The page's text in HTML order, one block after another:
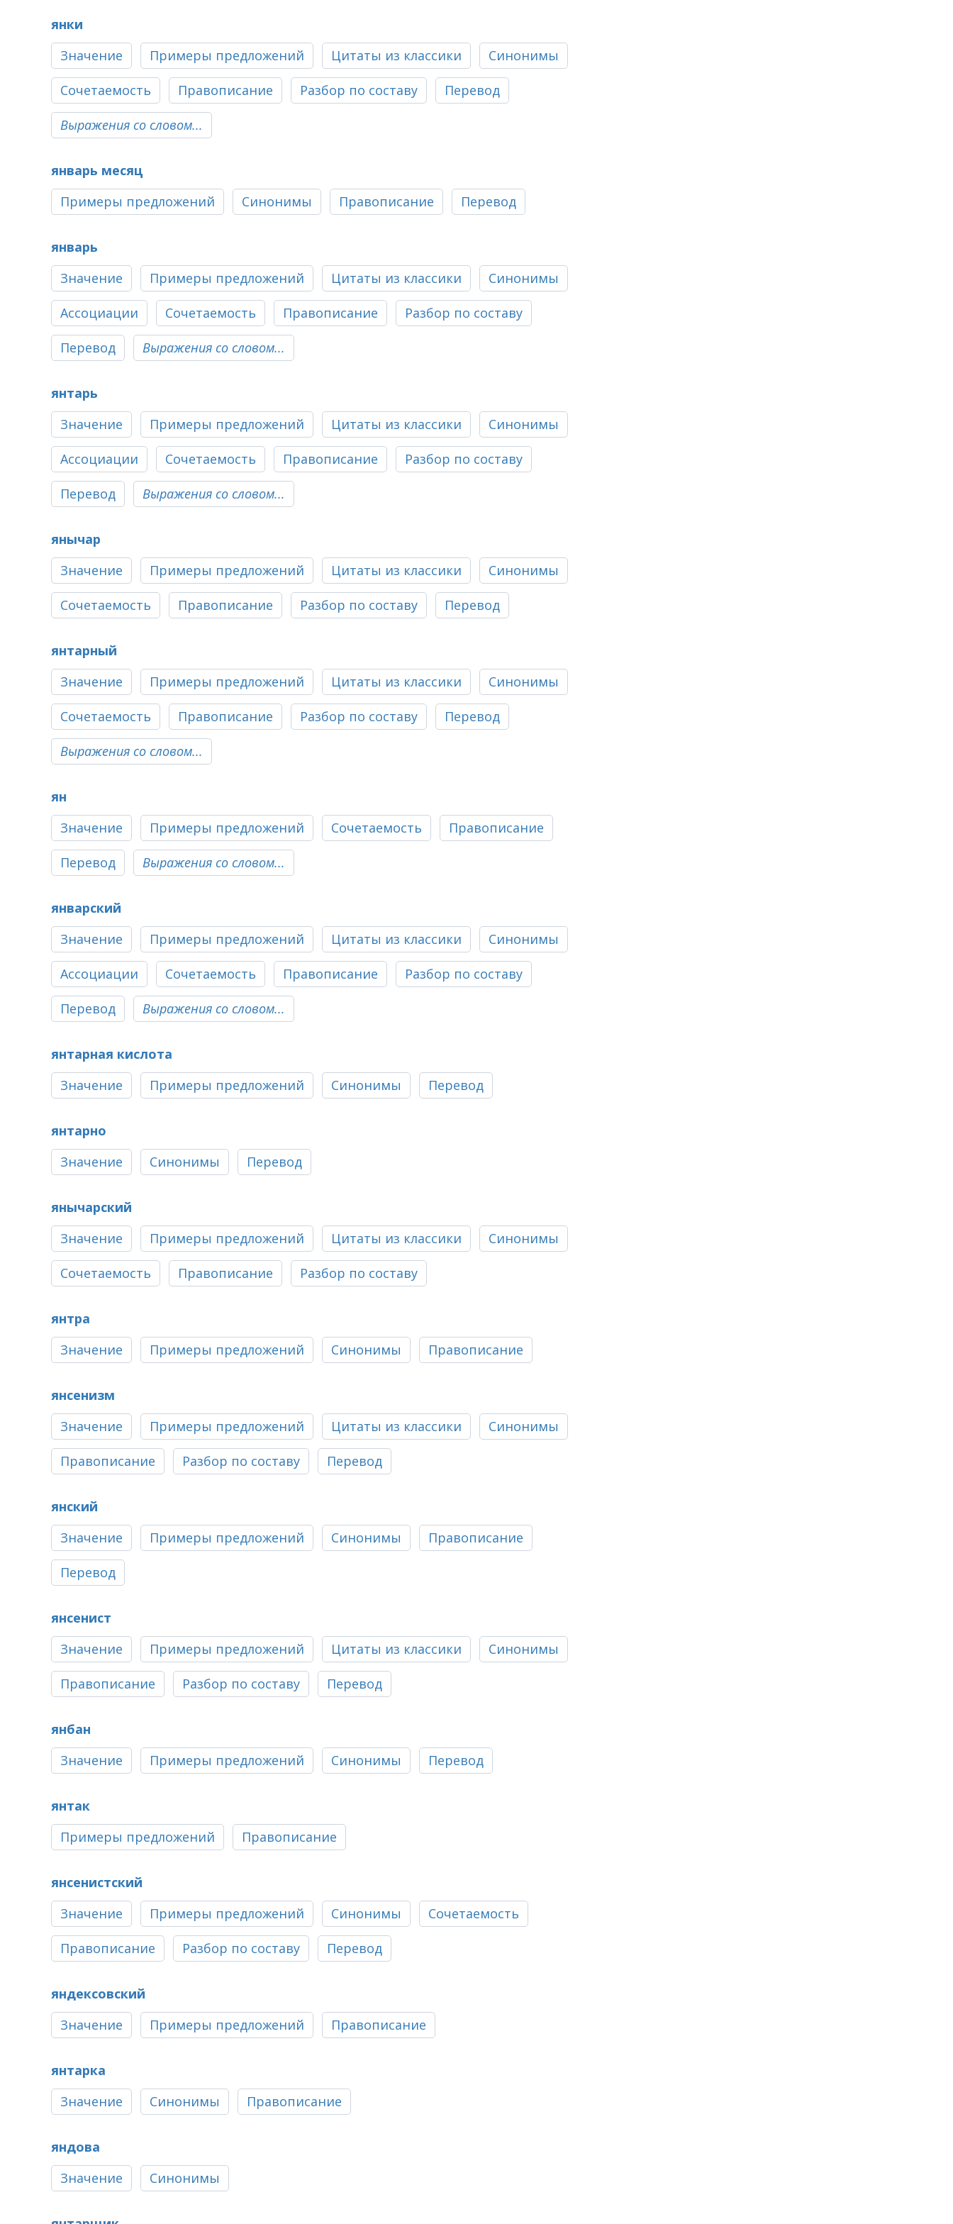
янки
Значение
Примеры предложений Цитаты из классики Синонимы
Сочетаемость Правописание Разбор по составу Перевод
Выражения со словом...
январь месяц
Примеры предложений
Синонимы Правописание Перевод
январь
Значение
Примеры предложений Цитаты из классики Синонимы
Ассоциации Сочетаемость Правописание Разбор по составу
Перевод Выражения со словом...
янтарь
Значение
Примеры предложений Цитаты из классики Синонимы
Ассоциации Сочетаемость Правописание Разбор по составу
Перевод Выражения со словом...
янычар
Значение
Примеры предложений Цитаты из классики Синонимы
Сочетаемость Правописание Разбор по составу Перевод
янтарный
Значение
Примеры предложений Цитаты из классики Синонимы
Сочетаемость Правописание Разбор по составу Перевод
Выражения со словом...
ян
Значение
Примеры предложений Сочетаемость Правописание
Перевод Выражения со словом...
январский
Значение
Примеры предложений Цитаты из классики Синонимы
Ассоциации Сочетаемость Правописание Разбор по составу
Перевод Выражения со словом...
янтарная кислота
Значение
Примеры предложений Синонимы Перевод
янтарно
Значение
Синонимы Перевод
янычарский
Значение
Примеры предложений Цитаты из классики Синонимы
Сочетаемость Правописание Разбор по составу
янтра
Значение
Примеры предложений Синонимы Правописание
янсенизм
Значение
Примеры предложений Цитаты из классики Синонимы
Правописание Разбор по составу Перевод
янский
Значение
Примеры предложений Синонимы Правописание
Перевод
янсенист
Значение
Примеры предложений Цитаты из классики Синонимы
Правописание Разбор по составу Перевод
янбан
Значение
Примеры предложений Синонимы Перевод
янтак
Примеры предложений
Правописание
янсенистский
Значение
Примеры предложений Синонимы Сочетаемость
Правописание Разбор по составу Перевод
яндексовский
Значение
Примеры предложений Правописание
янтарка
Значение
Синонимы Правописание
яндова
Значение
Синонимы